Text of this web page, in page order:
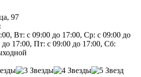
97
Вт: с 09:00 до 17:00, Ср: с 09:00 до
до 17:00, Пт: с 09:00 до 17:00, Сб: